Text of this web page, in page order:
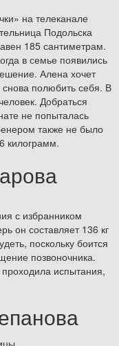
на телеканале
Подольска
185 сантиметрам.
в семье появились
Алена хочет
полюбить себя. В
Добраться
не попыталась
также не было
килограмм.
с избранником
он составляет 136 кг
поскольку боится
позвоночника.
испытания,